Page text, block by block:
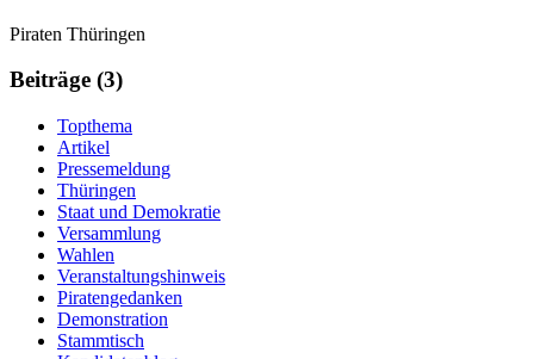
Weitere
Informationen
Navigation
Piraten Thüringen
Beiträge (3)
Topthema
Artikel
Pressemeldung
Thüringen
Staat und Demokratie
Versammlung
Wahlen
Veranstaltungshinweis
Piratengedanken
Demonstration
Stammtisch